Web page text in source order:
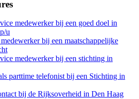
medewerker bij een goed doel in
u
bij een maatschappelijke
medewerker bij een stichting in
parttime telefonist bij een Stichting in
bij de Rijksoverheid in Den Haag